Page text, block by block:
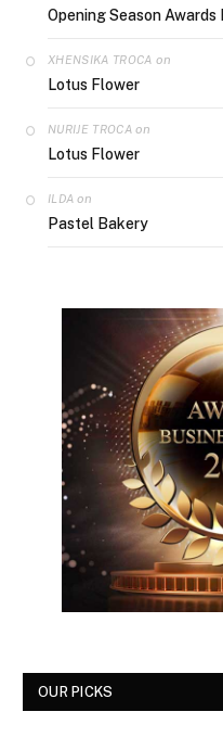
Opening Season
XHENSIKA TROCA on
Lotus Flower
NURIJE TROCA on
Lotus Flower
ILDA on
Pastel Bakery
OUR PICKS